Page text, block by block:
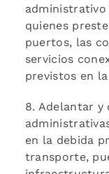
quienes
puertos, las
servicios
previstos en
8. Adelantar y
en la debida
transporte,